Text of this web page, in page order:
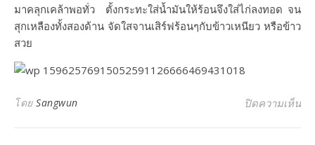
มาคลุกเคล้าพอทั่ว ตั้งกระทะใส่น้ำมันให้ร้อนจึงใส่ไก่ลงทอด จน
สุกเหลืองทั้งสองด้าน จัดใสจานเสิร์ฟร้อนๆกับข้าวเหนียว หรือข้าว
สวย
โดย Sangwun ปิดความเห็นบ